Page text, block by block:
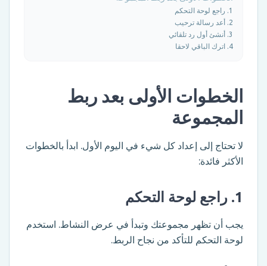
1. راجع لوحة التحكم
2. أعد رسالة ترحيب
3. أنشئ أول رد تلقائي
4. اترك الباقي لاحقا
الخطوات الأولى بعد ربط
المجموعة
لا تحتاج إلى إعداد كل شيء في اليوم الأول. ابدأ بالخطوات
الأكثر فائدة:
1. راجع لوحة التحكم
يجب أن تظهر مجموعتك وتبدأ في عرض النشاط. استخدم
لوحة التحكم للتأكد من نجاح الربط.